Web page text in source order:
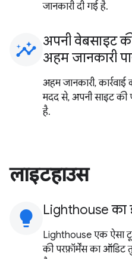
जानकारी दी गई है.
insights अपनी वेबसाइट
अहम जानकारी
अहम जानकारी,
मदद से, अपनी साइट की
है.
लाइटहाउस
lightbulb Lighthouse
Lighthouse एक ऐसा
की परफ़ॉर्मेंस का ऑडिट